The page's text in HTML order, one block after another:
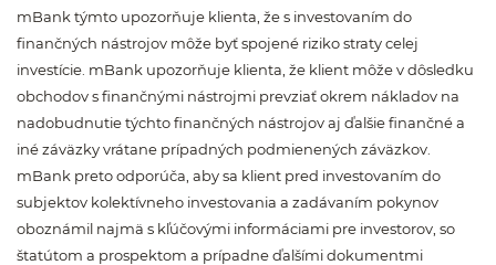
mBank týmto upozorňuje klienta, že s investovaním do
finančných nástrojov môže byť spojené riziko straty celej
investície. mBank upozorňuje klienta, že klient môže v dôsledku
obchodov s finančnými nástrojmi prevziať okrem nákladov na
nadobudnutie týchto finančných nástrojov aj ďalšie finančné a
iné záväzky vrátane prípadných podmienených záväzkov.
mBank preto odporúča, aby sa klient pred investovaním do
subjektov kolektívneho investovania a zadávaním pokynov
oboznámil najmä s kľúčovými informáciami pre investorov, so
štatútom a prospektom a prípadne ďalšími dokumentmi